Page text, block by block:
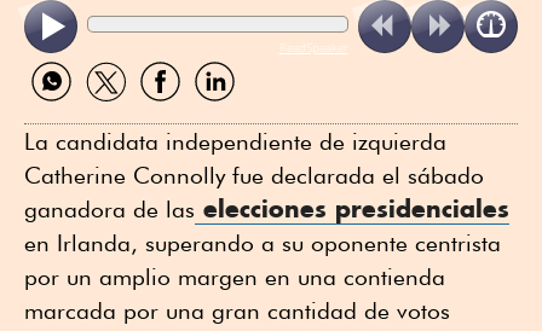
ReadSpeaker
Compartir
por
Compartir
por
Compartir
por
Compartir
por
La candidata independiente de izquierda
Catherine Connolly fue declarada el sábado
ganadora de las elecciones presidenciales
en Irlanda, superando a su oponente centrista
por un amplio margen en una contienda
marcada por una gran cantidad de votos